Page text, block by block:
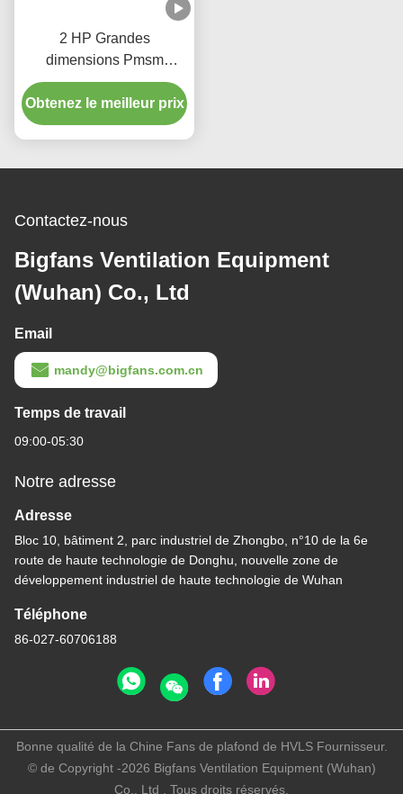
2 HP Grandes
dimensions Pmsm
Ventilateurs de plafond
entrepôt ventilateur HVLS
220V
Obtenez le meilleur prix
Contactez-nous
Bigfans Ventilation Equipment
(Wuhan) Co., Ltd
Email
mandy@bigfans.com.cn
Temps de travail
09:00-05:30
Notre adresse
Adresse
Bloc 10, bâtiment 2, parc industriel de Zhongbo, n°10 de la 6e
route de haute technologie de Donghu, nouvelle zone de
développement industriel de haute technologie de Wuhan
Téléphone
86-027-60706188
Bonne qualité de la Chine Fans de plafond de HVLS Fournisseur.
© de Copyright -2026 Bigfans Ventilation Equipment (Wuhan)
Co., Ltd . Tous droits réservés.